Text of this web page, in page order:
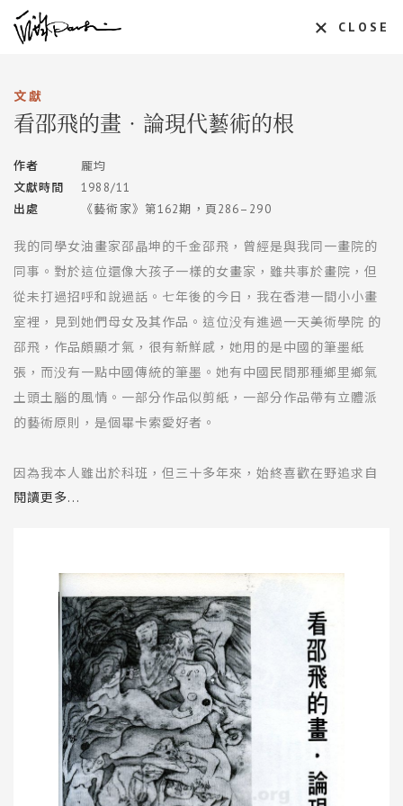
CLOSE
文獻
看邵飛的畫‧論現代藝術的根
作者
龎均
文獻時間
1988/11
出處
《藝術家》第162期，頁286–290
我的同學女油畫家邵晶坤的千金邵飛，曾經是與我同一畫院的
同事。對於這位還像大孩子一樣的女畫家，雖共事於畫院，但
從未打過招呼和說過話。七年後的今日，我在香港一間小小畫
室裡，見到她們母女及其作品。這位没有進過一天美術學院 的
邵飛，作品頗顯才氣，很有新鮮感，她用的是中國的筆墨紙
張，而没有一點中國傳統的筆墨。她有中國民間那種鄉里鄉氣
土頭土腦的風情。一部分作品似剪紙，一部分作品帶有立體派
的藝術原則，是個畢卡索愛好者。
因為我本人雖出於科班，但三十多年來，始終喜歡在野追求自
我的創作道路。見 到邵飛在藝術方面樹大自直，自然感到興
邵飛雖然做了兩歲女兒的母親，說話仍然像個大娃娃，畫如其
人，不失兒童的天 真。看了她的作品，我暗暗想：線條没有粗
細之分，多用直線，近乎鐵線，效果像炭筆。墨色没有濃淡，
根本不用墨染，只有一些奇奇怪怪的乾皺，也不是用筆做出來
的效果。色塊簡單濃艷，顯然各種顏料都使用了。就是如此一
種畫在中國紙上顯得怪怪的新派畫。是傳統的中國畫嗎？否，
是木板水印的年畫嗎？否。
其實何必那麼吹毛求疵呢？藝術就是藝術，不應有甚麼框框和
絕對的標準。
閱讀更多...